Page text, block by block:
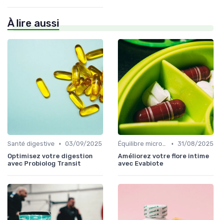
À lire aussi
Santé digestive • 03/09/2025
Optimisez votre digestion
avec Probiolog Transit
Équilibre microbien • 31/08/2025
Améliorez votre flore intime
avec Evabiote